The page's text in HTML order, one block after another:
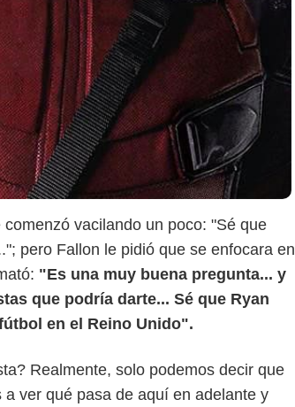
vacilando un poco: "Sé que
pero Fallon le pidió que se enfocara en
"Es una muy buena pregunta... y
que podría darte... Sé que Ryan
en el Reino Unido".
Realmente, solo podemos decir que
ver qué pasa de aquí en adelante y